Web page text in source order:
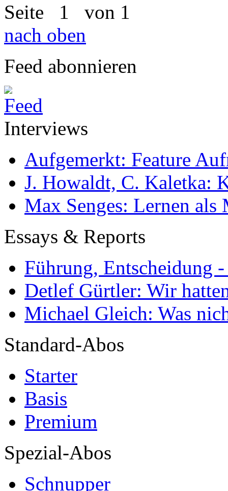
Seite 1 von 1
nach oben
Feed abonnieren
Interviews
Aufgemerkt: Feature
J. Howaldt, C. Kaletka:
Max Senges: Lernen als
Essays & Reports
Führung, Entscheidung
Detlef Gürtler: Wir
Michael Gleich: Was
Standard-Abos
Starter
Basis
Premium
Spezial-Abos
Schnupper